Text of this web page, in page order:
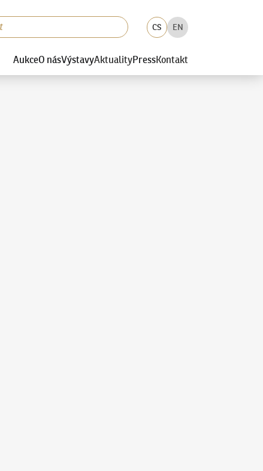
CS EN
AukceO násVýstavyAktualityPressKontakt